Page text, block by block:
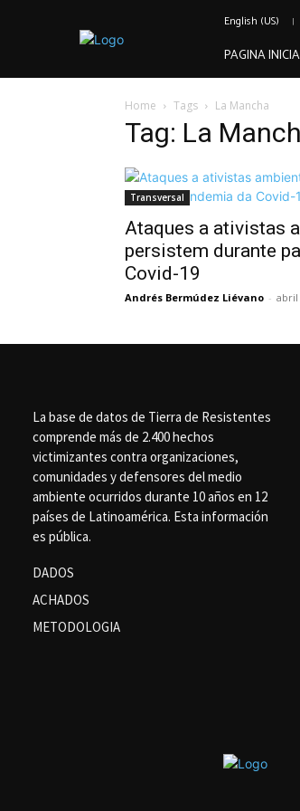
English (US)
PAGINA
Home Tags La Mancha
Tag: La
Transversal
Ataques a ativistas
persistem durante
Covid-19
Andrés Bermúdez Liévano - abril
La base de datos de Tierra de Resistentes
comprende más de 2.400 hechos
victimizantes contra organizaciones,
comunidades y defensores del medio
ambiente ocurridos durante 10 años en 12
países de Latinoamérica. Esta información
es pública.
DADOS
ACHADOS
METODOLOGIA